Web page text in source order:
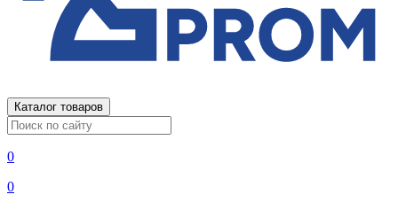
Каталог товаров
0
0